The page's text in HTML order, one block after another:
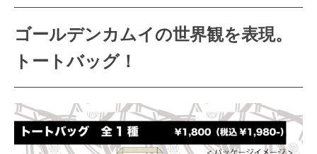
ゴールデンカムイの世界観を表現。
トートバッグ！